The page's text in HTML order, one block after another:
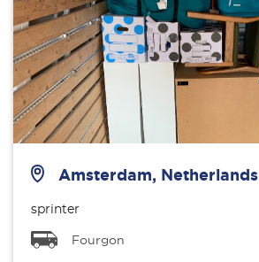
Amsterdam, Netherlands
sprinter
Fourgon